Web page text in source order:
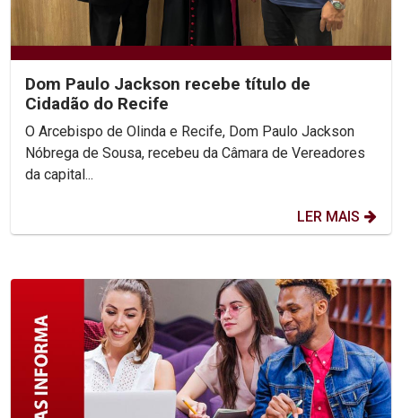
Dom Paulo Jackson recebe título de
Cidadão do Recife
O Arcebispo de Olinda e Recife, Dom Paulo Jackson
Nóbrega de Sousa, recebeu da Câmara de Vereadores
da capital...
LER MAIS